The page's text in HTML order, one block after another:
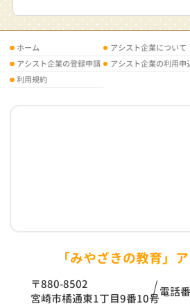
ホーム アシスト企業について
アシスト企業の登録申請
アシスト企業の利用申
利用規約
「みやざきの教育」
〒880-8502
宮崎市橘通東1丁目9番10号電話